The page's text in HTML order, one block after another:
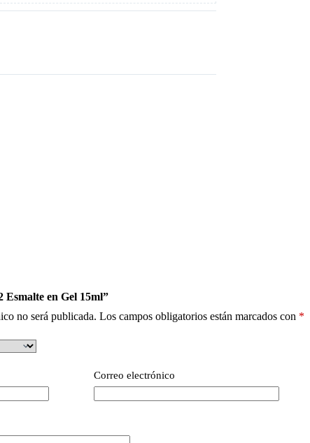
Esmalte en Gel 15ml”
no será publicada. Los campos obligatorios están marcados con *
Correo electrónico